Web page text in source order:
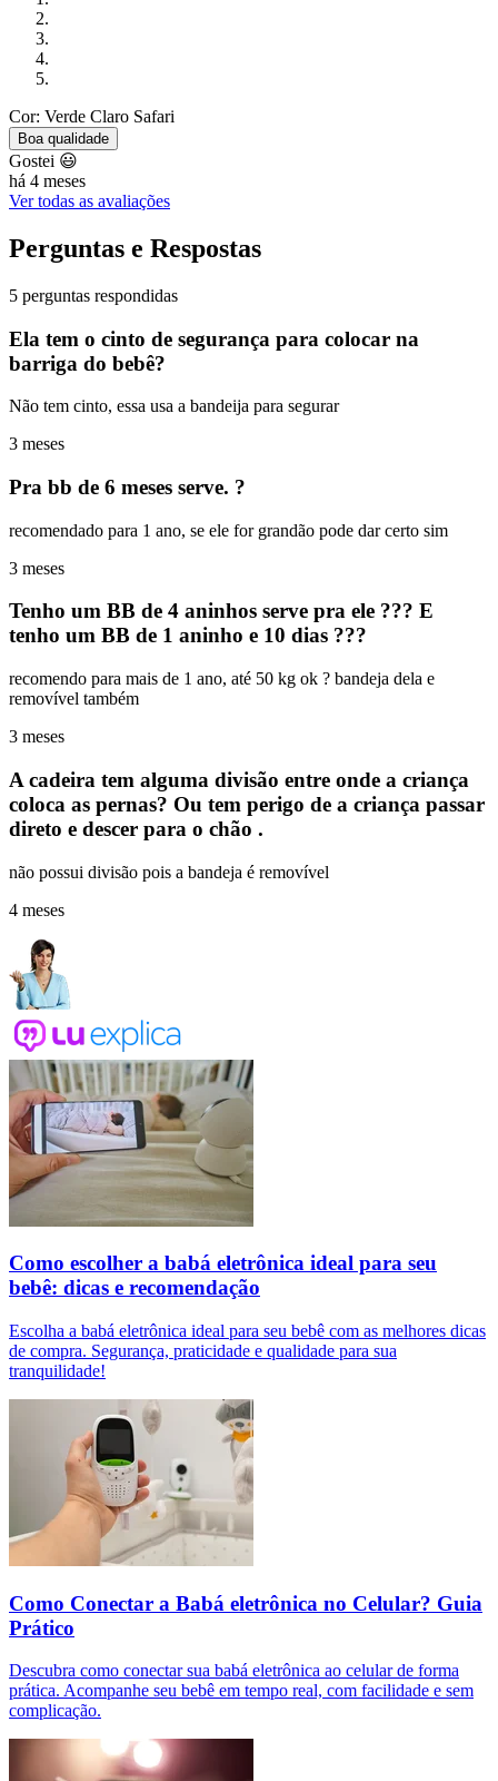
Cor: Verde Claro Safari
Boa qualidade
Gostei 😃
há 4 meses
Ver todas as avaliações
Perguntas e Respostas
5 perguntas respondidas
Ela tem o cinto de segurança para colocar na
barriga do bebê?
Não tem cinto, essa usa a bandeija para segurar
3 meses
Pra bb de 6 meses serve. ?
recomendado para 1 ano, se ele for grandão pode dar certo sim
3 meses
Tenho um BB de 4 aninhos serve pra ele ??? E
tenho um BB de 1 aninho e 10 dias ???
recomendo para mais de 1 ano, até 50 kg ok ? bandeja dela e
removível também
3 meses
A cadeira tem alguma divisão entre onde a criança
coloca as pernas? Ou tem perigo de a criança passar
direto e descer para o chão .
não possui divisão pois a bandeja é removível
4 meses
Como escolher a babá eletrônica ideal para seu
bebê: dicas e recomendação
Escolha a babá eletrônica ideal para seu bebê com as melhores dicas
de compra. Segurança, praticidade e qualidade para sua
tranquilidade!
Como Conectar a Babá eletrônica no Celular? Guia
Prático
Descubra como conectar sua babá eletrônica ao celular de forma
prática. Acompanhe seu bebê em tempo real, com facilidade e sem
complicação.